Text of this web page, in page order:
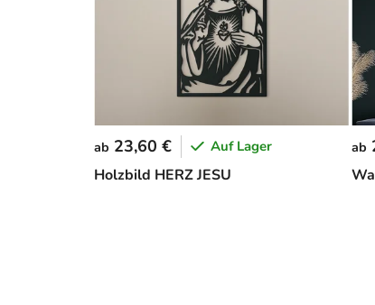
Holzbild HERZ JESU
ab 23,60 € Auf Lager ab